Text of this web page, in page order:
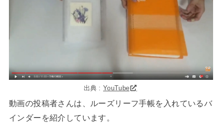
出典 :YouTube
動画の投稿者さんは、ルーズリーフ手帳を入れているバ
インダーを紹介しています。